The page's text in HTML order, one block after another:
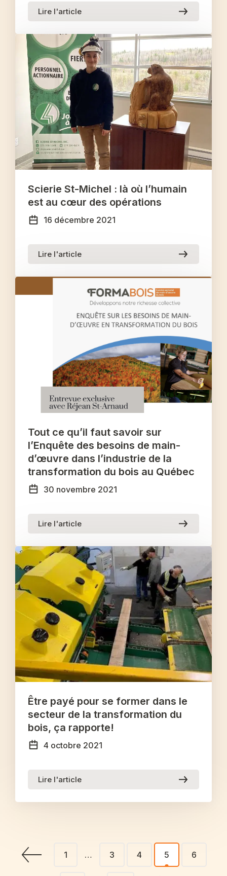
Lire l'article
Scierie St-Michel : là où l’humain
est au cœur des opérations
16 décembre 2021
Lire l'article
Tout ce qu’il faut savoir sur
l’Enquête des besoins de main-
d’œuvre dans l’industrie de la
transformation du bois au Québec
30 novembre 2021
Lire l'article
Être payé pour se former dans le
secteur de la transformation du
bois, ça rapporte!
4 octobre 2021
Lire l'article
1 … 3 4 5 6